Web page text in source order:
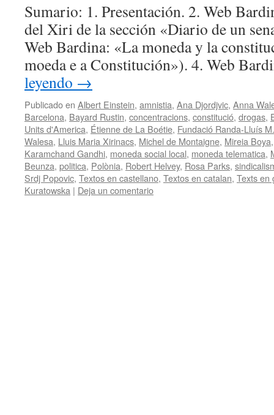
Sumario: 1. Presentación. 2. Web
del Xiri de la sección «Diario de un
Web Bardina: «La moneda y la
moeda e a Constitución»). 4. Web
leyendo →
Publicado en Albert Einstein, amnistia, Ana Djordjvic, Anna
Barcelona, Bayard Rustin, concentracions, constitució, drogas,
Units d'America, Étienne de La Boétie, Fundació Randa-Lluís
Walesa, Lluis Maria Xirinacs, Michel de Montaigne, Mireia Boya
Karamchand Gandhi, moneda social local, moneda telematica,
Beunza, politica, Polònia, Robert Helvey, Rosa Parks,
Srdj Popovic, Textos en castellano, Textos en catalan, Texts en
Kuratowska | Deja un comentario